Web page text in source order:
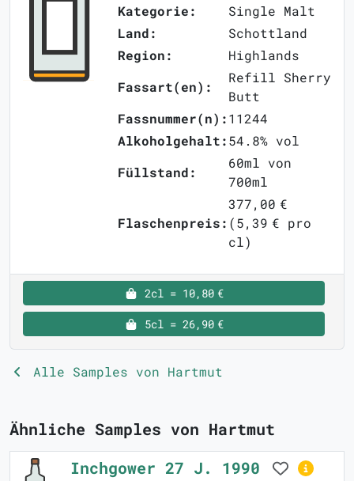
Kategorie:
Single Malt
Land:
Schottland
Region:
Highlands
Fassart(en):
Refill Sherry
Butt
Fassnummer(n):11244
Alkoholgehalt:54.8% vol
Füllstand:
60ml von
700ml
Flaschenpreis:
377,00 €
(5,39 € pro
cl)
2cl = 10,80 €
5cl = 26,90 €
Alle Samples von Hartmut
Ähnliche Samples von Hartmut
Inchgower 27 J. 1990